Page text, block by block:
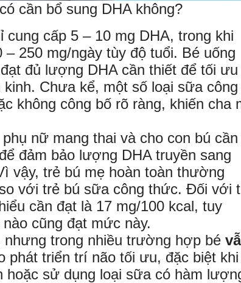
cần bổ sung DHA không?
cấp 5 – 10 mg DHA, trong khi
250 mg/ngày tùy độ tuổi. Bé uống
đủ lượng DHA cần thiết để tối ưu
Chưa kể, một số loại sữa công
không công bố rõ ràng, khiến cha
nữ mang thai và cho con bú cần
đảm bảo lượng DHA truyền sang
vậy, trẻ bú mẹ hoàn toàn thường
với trẻ bú sữa công thức. Đối với
cần đạt là 17 mg/100 kcal, tuy
cũng đạt mức này.
trong nhiều trường hợp bé
phát triển trí não tối ưu, đặc biệt khi
sử dụng loại sữa có hàm